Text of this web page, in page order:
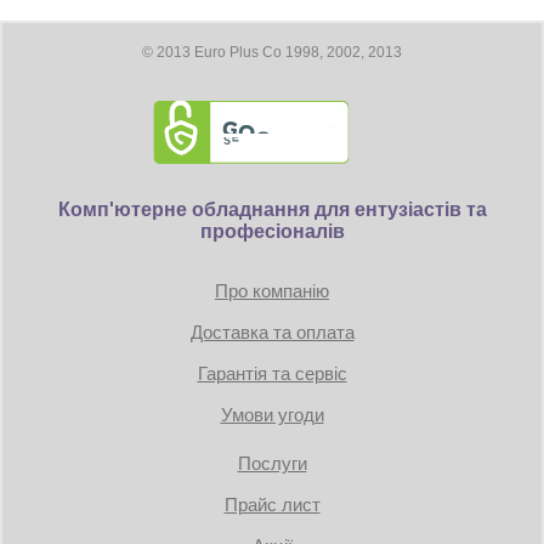
Длина видеокарты 204 мм
Требование к блоку питания:
© 2013 Euro Plus Co 1998, 2002, 2013
Комп'ютерне обладнання для ентузіастів та
професіоналів
Про компанію
Доставка та оплата
Гарантія та сервіс
Умови угоди
Послуги
Прайс лист